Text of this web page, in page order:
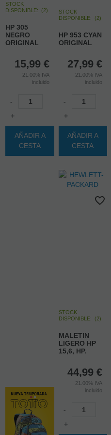
STOCK
DISPONIBLE: (2)
HP 305
NEGRO
ORIGINAL
15,99 €
21.00% IVA
incluido
-
+
AÑADIR A
CESTA
STOCK
DISPONIBLE:
(2)
HP 953 CYAN
ORIGINAL
27,99 €
21.00% IVA
incluido
-
+
AÑADIR A
CESTA
STOCK
DISPONIBLE:
(2)
MALETIN
LIGERO HP
15,6, HP.
44,99 €
21.00% IVA
incluido
-
+